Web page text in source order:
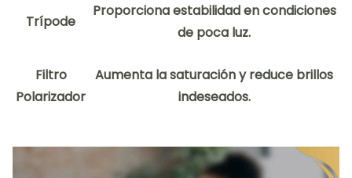
Trípode
Proporciona estabilidad en condiciones
de poca luz.
Filtro
Polarizador
Aumenta la saturación y reduce brillos
indeseados.